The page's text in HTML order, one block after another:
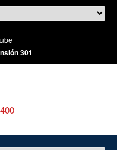
301